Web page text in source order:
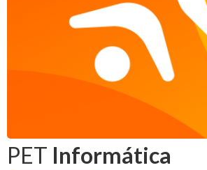
PET Informática